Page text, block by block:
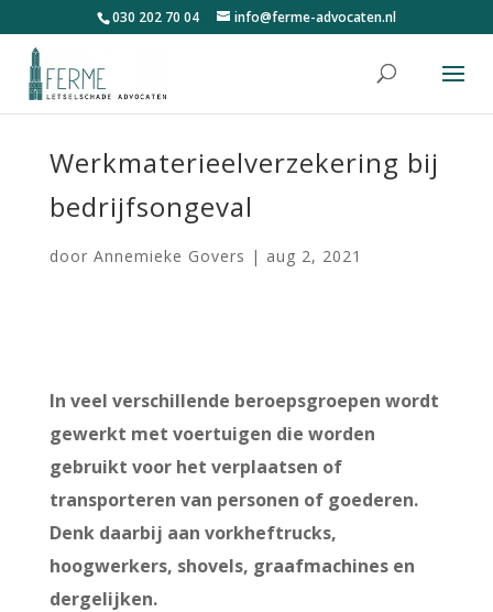
030 202 70 04 info@ferme-advocaten.nl
Werkmaterieelverzekering bij
bedrijfsongeval
door Annemieke Govers | aug 2, 2021
In veel verschillende beroepsgroepen wordt
gewerkt met voertuigen die worden
gebruikt voor het verplaatsen of
transporteren van personen of goederen.
Denk daarbij aan vorkheftrucks,
hoogwerkers, shovels, graafmachines en
dergelijken.